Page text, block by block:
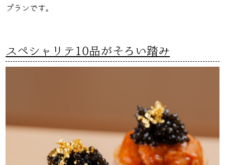
プランです。
スペシャリテ10品がそろい踏み